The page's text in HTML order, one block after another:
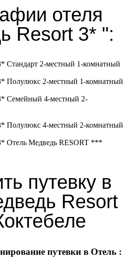
отеля
Resort 3* ":
путевку в
Resort
путевки в Отель :